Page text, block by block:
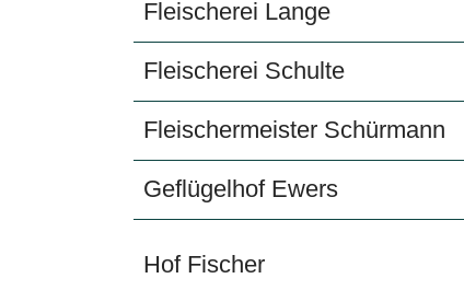
Fleischerei Lange
Fleischerei Schulte
Fleischermeister Schürmann
Geflügelhof Ewers
Hof Fischer